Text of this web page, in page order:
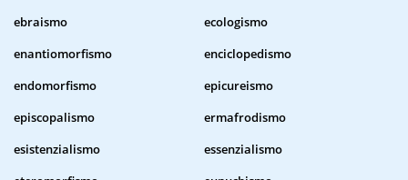
ebraismo
ecologismo
enantiomorfismo
enciclopedismo
endomorfismo
epicureismo
episcopalismo
ermafrodismo
esistenzialismo
essenzialismo